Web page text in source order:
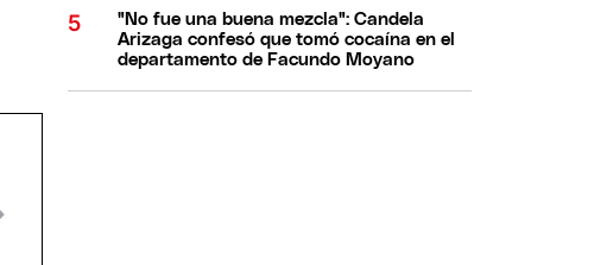
"No fue una buena mezcla": Candela
Arizaga confesó que tomó cocaína en el
departamento de Facundo Moyano